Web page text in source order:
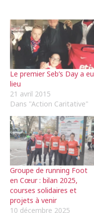
Le premier Seb’s Day a eu
lieu
21 avril 2015
Dans "Action Caritative"
Groupe de running Foot
en Cœur : bilan 2025,
courses solidaires et
projets à venir
10 décembre 2025